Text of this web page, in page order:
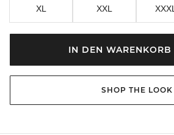
XL XXL XXXL
IN DEN WARENKORB
SHOP THE LOOK